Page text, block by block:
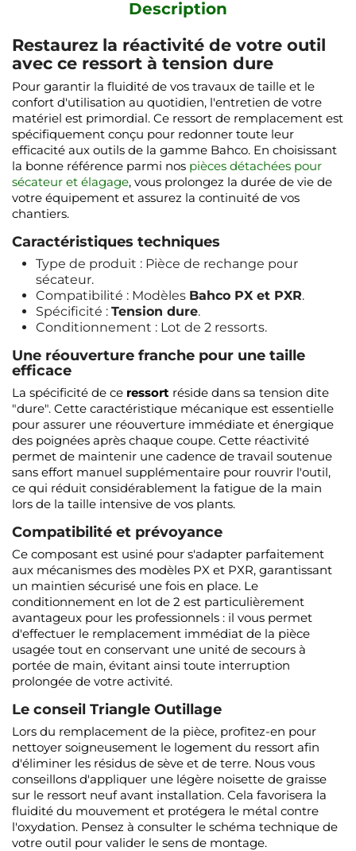
Description
Restaurez la réactivité de votre outil
avec ce ressort à tension dure
Pour garantir la fluidité de vos travaux de taille et le
confort d'utilisation au quotidien, l'entretien de votre
matériel est primordial. Ce ressort de remplacement est
spécifiquement conçu pour redonner toute leur
efficacité aux outils de la gamme Bahco. En choisissant
la bonne référence parmi nos pièces détachées pour
sécateur et élagage, vous prolongez la durée de vie de
votre équipement et assurez la continuité de vos
chantiers.
Caractéristiques techniques
Type de produit : Pièce de rechange pour
sécateur.
Compatibilité : Modèles Bahco PX et PXR.
Spécificité : Tension dure.
Conditionnement : Lot de 2 ressorts.
Une réouverture franche pour une taille
efficace
La spécificité de ce ressort réside dans sa tension dite
"dure". Cette caractéristique mécanique est essentielle
pour assurer une réouverture immédiate et énergique
des poignées après chaque coupe. Cette réactivité
permet de maintenir une cadence de travail soutenue
sans effort manuel supplémentaire pour rouvrir l'outil,
ce qui réduit considérablement la fatigue de la main
lors de la taille intensive de vos plants.
Compatibilité et prévoyance
Ce composant est usiné pour s'adapter parfaitement
aux mécanismes des modèles PX et PXR, garantissant
un maintien sécurisé une fois en place. Le
conditionnement en lot de 2 est particulièrement
avantageux pour les professionnels : il vous permet
d'effectuer le remplacement immédiat de la pièce
usagée tout en conservant une unité de secours à
portée de main, évitant ainsi toute interruption
prolongée de votre activité.
Le conseil Triangle Outillage
Lors du remplacement de la pièce, profitez-en pour
nettoyer soigneusement le logement du ressort afin
d'éliminer les résidus de sève et de terre. Nous vous
conseillons d'appliquer une légère noisette de graisse
sur le ressort neuf avant installation. Cela favorisera la
fluidité du mouvement et protégera le métal contre
l'oxydation. Pensez à consulter le schéma technique de
votre outil pour valider le sens de montage.